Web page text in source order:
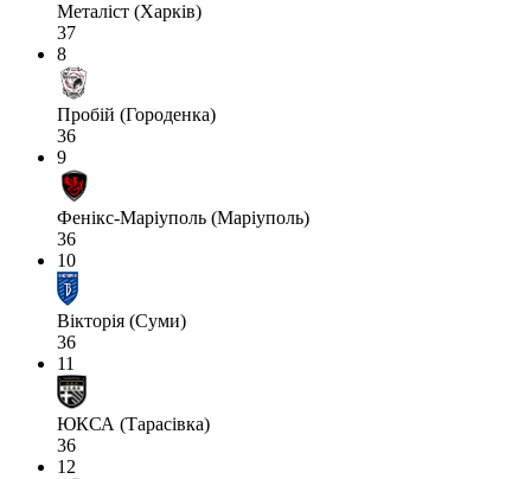
Металіст (Харків)
37
8
Пробій (Городенка)
36
9
Фенікс-Маріуполь (Маріуполь)
36
10
Вікторія (Суми)
36
11
ЮКСА (Тарасівка)
36
12